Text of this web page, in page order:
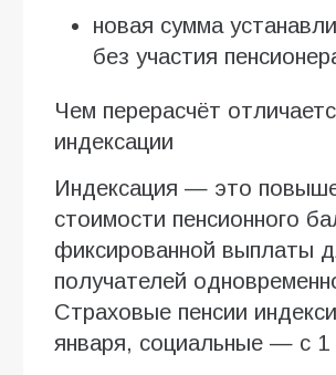
новая сумма
без участия
Чем перерасчёт
индексации
Индексация — это
стоимости пенсионного
фиксированной выплаты
получателей
Страховые пенсии
января, социальные — с 1